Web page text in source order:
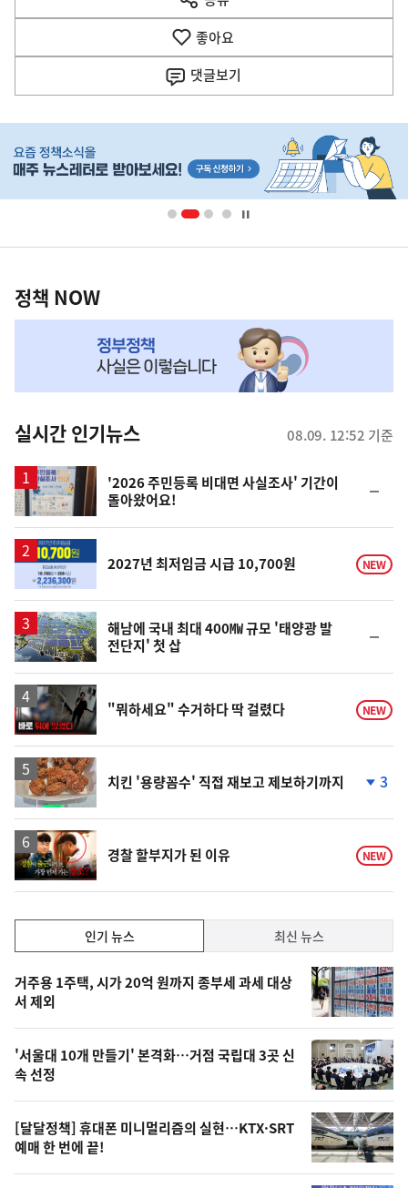
음
열
기
좋아요
댓글보기
단
영
책
NOW,
뉴
스
정책 NOW
실시간 인기뉴스 08.09. 12:52 기준
'2026 주민등록 비대면 사실조사' 기간이
돌아왔어요!
일
2027년 최저임금 시급 10,700원 NEW
해남에 국내 최대 400㎿ 규모 '태양광 발
전단지' 첫 삽
일
영
상
"뭐하세요" 수거하다 딱 걸렸다 NEW
치킨 '용량꼼수' 직접 재보고 제보하기까지
락
3
영
상
경찰 할부지가 된 이유 NEW
기,
최
신,
오
늘
의
영
상
인기 뉴스 최신 뉴스
기
뉴
스
거주용 1주택, 시가 20억 원까지 종부세 과세 대상
서 제외
'서울대 10개 만들기' 본격화…거점 국립대 3곳 신
속 선정
[달달정책] 휴대폰 미니멀리즘의 실현…KTX·SRT
예매 한 번에 끝!